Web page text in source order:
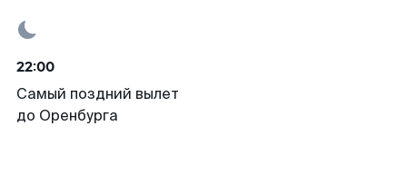
22:00
Самый поздний вылет
до Оренбурга